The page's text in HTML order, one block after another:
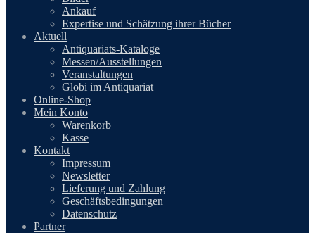
Ankauf
Expertise und Schätzung ihrer Bücher
Aktuell
Antiquariats-Kataloge
Messen/Ausstellungen
Veranstaltungen
Globi im Antiquariat
Online-Shop
Mein Konto
Warenkorb
Kasse
Kontakt
Impressum
Newsletter
Lieferung und Zahlung
Geschäftsbedingungen
Datenschutz
Partner